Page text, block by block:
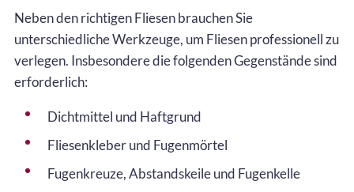
Neben den richtigen Fliesen brauchen Sie
unterschiedliche Werkzeuge, um Fliesen professionell zu
verlegen. Insbesondere die folgenden Gegenstände sind
erforderlich:
Dichtmittel und Haftgrund
Fliesenkleber und Fugenmörtel
Fugenkreuze, Abstandskeile und Fugenkelle